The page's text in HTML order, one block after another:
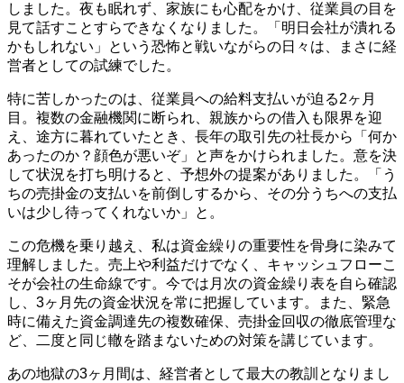
しました。夜も眠れず、家族にも心配をかけ、従業員の目を
見て話すことすらできなくなりました。「明日会社が潰れる
かもしれない」という恐怖と戦いながらの日々は、まさに経
営者としての試練でした。
特に苦しかったのは、従業員への給料支払いが迫る2ヶ月
目。複数の金融機関に断られ、親族からの借入も限界を迎
え、途方に暮れていたとき、長年の取引先の社長から「何か
あったのか？顔色が悪いぞ」と声をかけられました。意を決
して状況を打ち明けると、予想外の提案がありました。「う
ちの売掛金の支払いを前倒しするから、その分うちへの支払
いは少し待ってくれないか」と。
この危機を乗り越え、私は資金繰りの重要性を骨身に染みて
理解しました。売上や利益だけでなく、キャッシュフローこ
そが会社の生命線です。今では月次の資金繰り表を自ら確認
し、3ヶ月先の資金状況を常に把握しています。また、緊急
時に備えた資金調達先の複数確保、売掛金回収の徹底管理な
ど、二度と同じ轍を踏まないための対策を講じています。
あの地獄の3ヶ月間は、経営者として最大の教訓となりまし